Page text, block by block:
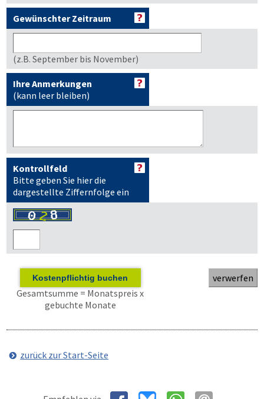
Gewünschter Zeitraum
(z.B. September bis November)
Ihre Anmerkungen
(kann leer bleiben)
Kontrollfeld
Bitte geben Sie hier die
dargestellte Ziffernfolge ein
Kostenpflichtig buchen
Gesamtsumme = Monatspreis x
gebuchte Monate
zurück zur Start-Seite